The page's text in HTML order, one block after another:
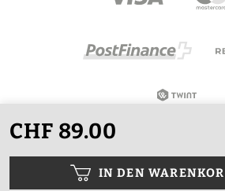
CHF 89.00
IN DEN
Alle Preise in CHF inkl.
Versandkosten wenn nicht